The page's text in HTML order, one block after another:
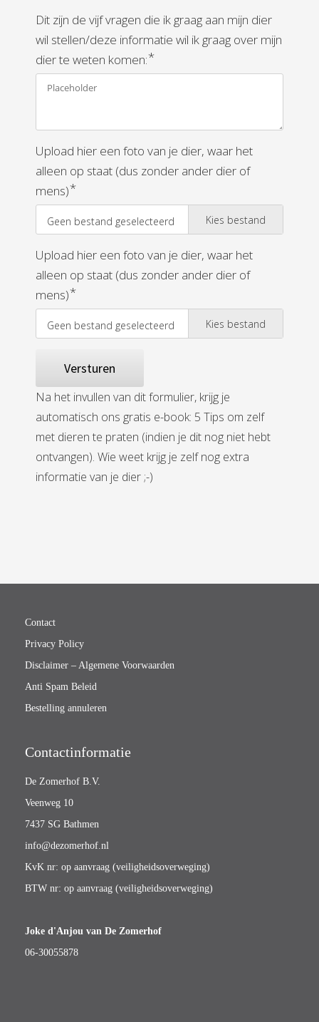
Dit zijn de vijf vragen die ik graag aan mijn dier
wil stellen/deze informatie wil ik graag over mijn
dier te weten komen:*
Upload hier een foto van je dier, waar het
alleen op staat (dus zonder ander dier of
mens)*
Geen bestand geselecteerd Kies bestand
Upload hier een foto van je dier, waar het
alleen op staat (dus zonder ander dier of
mens)*
Geen bestand geselecteerd Kies bestand
Versturen
Na het invullen van dit formulier, krijg je
automatisch ons gratis e-book: 5 Tips om zelf
met dieren te praten (indien je dit nog niet hebt
ontvangen). Wie weet krijg je zelf nog extra
informatie van je dier ;-)
Contact
Privacy Policy
Disclaimer – Algemene Voorwaarden
Anti Spam Beleid
Bestelling annuleren
Contactinformatie
De Zomerhof B.V.
Veenweg 10
7437 SG Bathmen
info@dezomerhof.nl
KvK nr: op aanvraag (veiligheidsoverweging)
BTW nr: op aanvraag (veiligheidsoverweging)
Joke d'Anjou van De Zomerhof
06-30055878